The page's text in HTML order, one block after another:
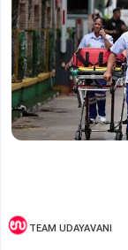
TEAM UDAYAVANI